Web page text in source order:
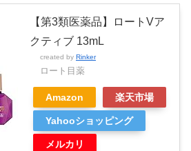
【第3類医薬品】ロートVア
クティブ 13mL
created by Rinker
ロート目薬
Amazon 楽天市場
Yahooショッピング
メルカリ